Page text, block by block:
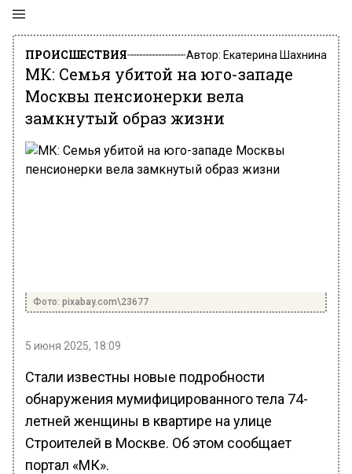
ПРОИСШЕСТВИЯ Автор: Екатерина Шахнина
МК: Семья убитой на юго-западе
Москвы пенсионерки вела
замкнутый образ жизни
Фото: pixabay.com\23677
5 июня 2025, 18:09
Стали известны новые подробности
обнаружения мумифицированного тела 74-
летней женщины в квартире на улице
Строителей в Москве. Об этом сообщает
портал «МК».